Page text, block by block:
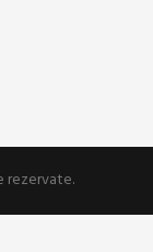
rezervate.